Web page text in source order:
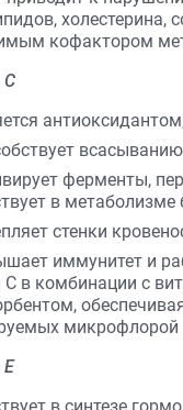
холестерина,
кофактором
С
ферменты,
в метаболизме
стенки
иммунитет и
в комбинации с
Е